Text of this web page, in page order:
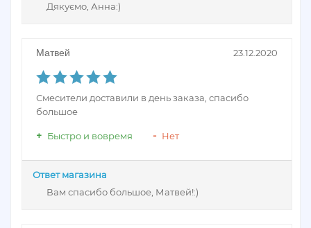
Дякуємо, Анна:)
Матвей 23.12.2020
Смесители доставили в день заказа, спасибо
большое
Быстро и вовремя Нет
Ответ магазина
Вам спасибо большое, Матвей!:)